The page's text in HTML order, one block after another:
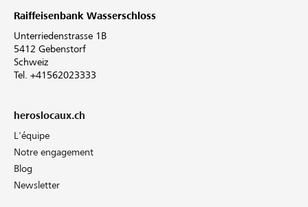
Raiffeisenbank Wasserschloss
Unterriedenstrasse 1B
5412 Gebenstorf
Schweiz
Tel. +41562023333
heroslocaux.ch
L'équipe
Notre engagement
Blog
Newsletter